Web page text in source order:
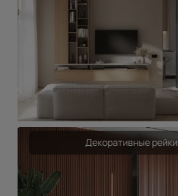
Декоративные рейки